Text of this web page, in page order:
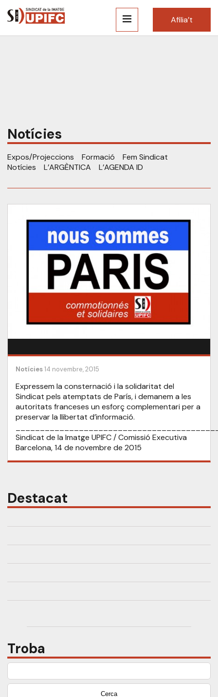
Afilia’t
Notícies
Expos/Projeccions Formació
Fem Sindicat
Notícies
L’ARGÈNTICA L’AGENDA ID
Notícies14 novembre, 2015
Expressem la consternació i la solidaritat del
Sindicat pels atemptats de París, i demanem a les
autoritats franceses un esforç complementari per a
preservar la llibertat d’informació.
Sindicat de la Imatge UPIFC / Comissió Executiva
Barcelona, 14 de novembre de 2015
Destacat
Troba
Cerca: